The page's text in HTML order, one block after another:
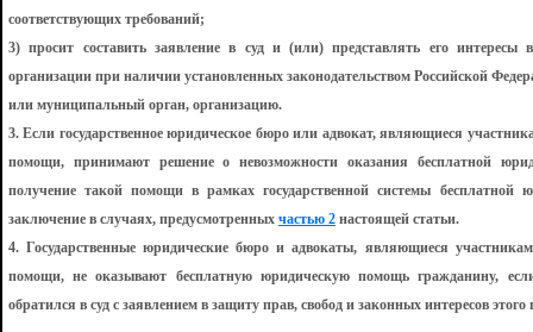
соответствующих требований;
3) просит составить заявление в суд и (или) представлять его интересы
организации при наличии установленных законодательством Российской
или муниципальный орган, организацию.
3. Если государственное юридическое бюро или адвокат, являющиеся
помощи, принимают решение о невозможности оказания бесплатной
получение такой помощи в рамках государственной системы бесплатной
заключение в случаях, предусмотренных частью 2 настоящей статьи.
4. Государственные юридические бюро и адвокаты, являющиеся
помощи, не оказывают бесплатную юридическую помощь гражданину,
обратился в суд с заявлением в защиту прав, свобод и законных интересов